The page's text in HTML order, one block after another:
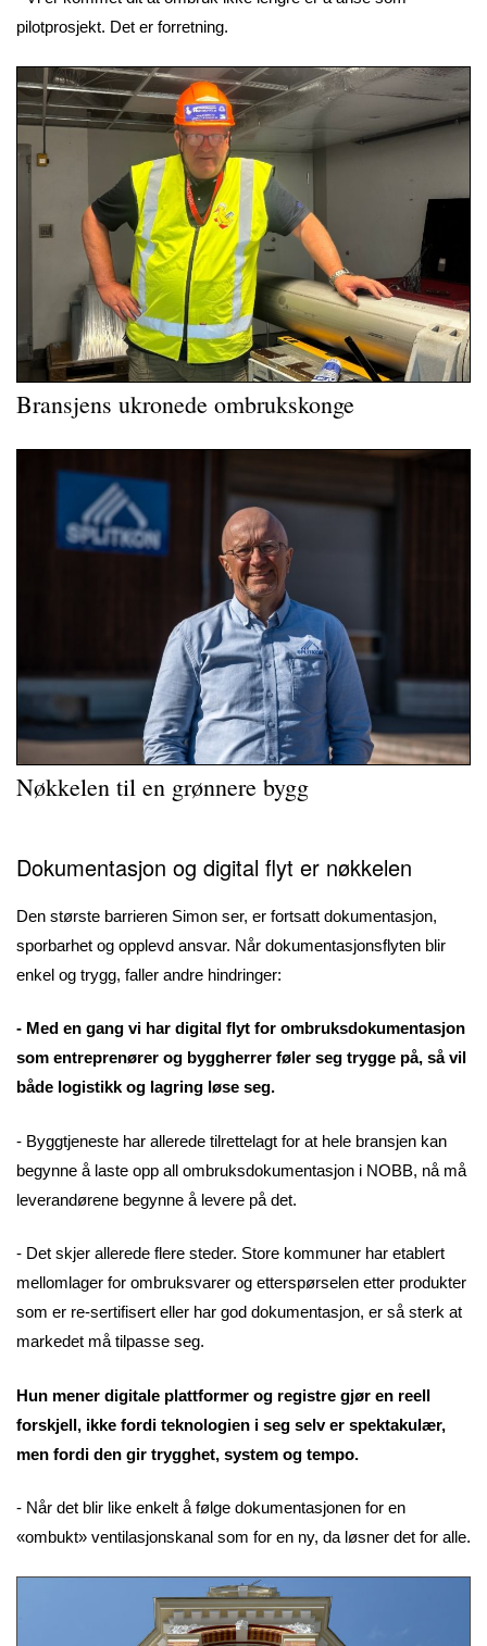
pilotprosjekt. Det er forretning.
Bransjens ukronede ombrukskonge
Nøkkelen til en grønnere bygg
Dokumentasjon og digital flyt er nøkkelen
Den største barrieren Simon ser, er fortsatt dokumentasjon,
sporbarhet og opplevd ansvar. Når dokumentasjonsflyten blir
enkel og trygg, faller andre hindringer:
- Med en gang vi har digital flyt for ombruksdokumentasjon
som entreprenører og byggherrer føler seg trygge på, så vil
både logistikk og lagring løse seg.
- Byggtjeneste har allerede tilrettelagt for at hele bransjen kan
begynne å laste opp all ombruksdokumentasjon i NOBB, nå må
leverandørene begynne å levere på det.
- Det skjer allerede flere steder. Store kommuner har etablert
mellomlager for ombruksvarer og etterspørselen etter produkter
som er re-sertifisert eller har god dokumentasjon, er så sterk at
markedet må tilpasse seg.
Hun mener digitale plattformer og registre gjør en reell
forskjell, ikke fordi teknologien i seg selv er spektakulær,
men fordi den gir trygghet, system og tempo.
- Når det blir like enkelt å følge dokumentasjonen for en
«ombukt» ventilasjonskanal som for en ny, da løsner det for alle.